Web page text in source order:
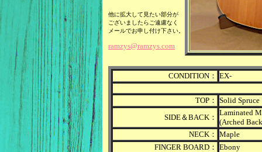
他に拡大して見たい部分が
ございましたらご遠慮なく
メールでお申し付け下さい。
ramzys@ramzys.com
CONDITION： EX-
TOP： Solid Spruce
SIDE＆BACK：
Laminated
(Arched
NECK： Maple
FINGER BOARD： Ebony